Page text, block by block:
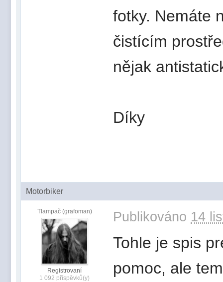
fotky. Nemáte
čistícím
nějak
Díky
Motorbiker
Tlampač (grafoman)
Registrovaní
1 092 příspěvků(y)
Publikováno 14
Tohle je spis
pomoc, ale